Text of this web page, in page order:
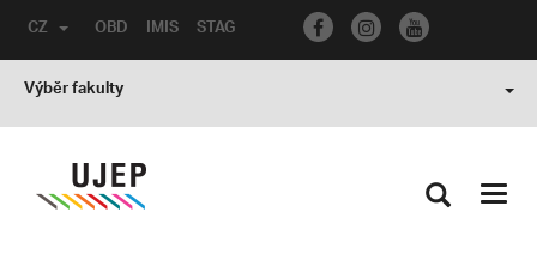
OBD IMIS STAG
CZ
Výběr fakulty